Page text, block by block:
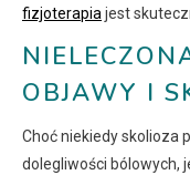
fizjoterapia jest
OBJAWY I
Choć niekiedy skolioza
dolegliwości bólowych,